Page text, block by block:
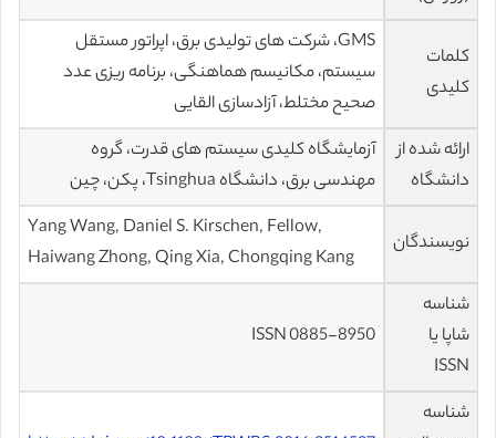
کلمات
کلیدی
GMS، شرکت های تولیدی برق، اپراتور مستقل
سیستم، مکانیسم هماهنگی، برنامه ریزی عدد
صحیح مختلط، آزادسازی القایی
ارائه شده از
دانشگاه
آزمایشگاه کلیدی سیستم های قدرت، گروه
مهندسی برق، دانشگاه Tsinghua، پکن، چین
نویسندگان
Yang Wang, Daniel S. Kirschen, Fellow,
Haiwang Zhong, Qing Xia, Chongqing Kang
شناسه
شاپا یا
ISSN
ISSN 0885-8950
شناسه